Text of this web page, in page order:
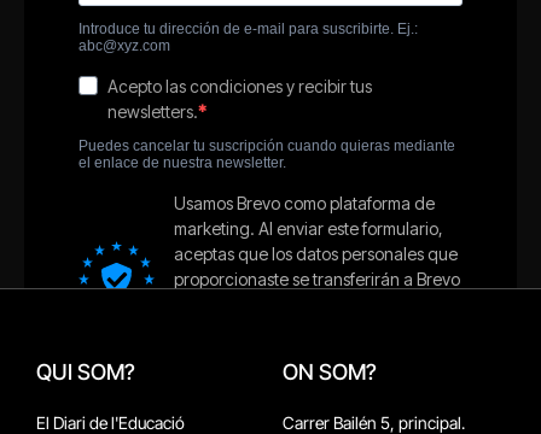
QUI SOM?
El Diari de l'Educació
ON SOM?
Carrer Bailén 5, principal.